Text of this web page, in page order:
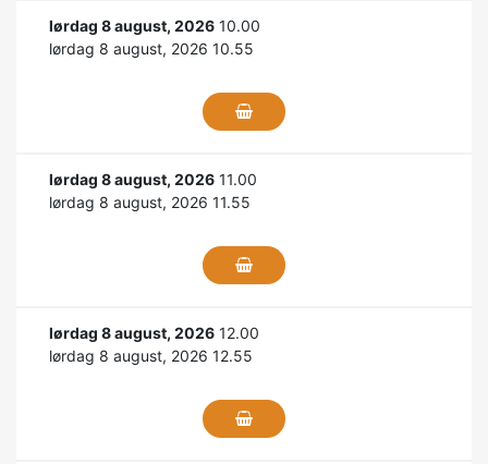
lørdag 8 august, 2026 10.00
lørdag 8 august, 2026 10.55
lørdag 8 august, 2026 11.00
lørdag 8 august, 2026 11.55
lørdag 8 august, 2026 12.00
lørdag 8 august, 2026 12.55